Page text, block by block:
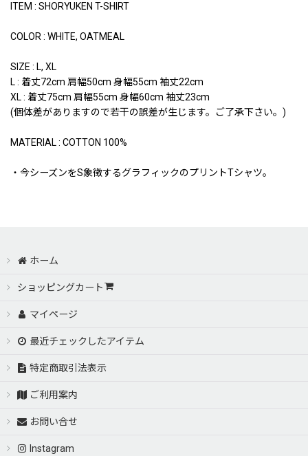
ITEM : SHORYUKEN T-SHIRT
COLOR : WHITE, OATMEAL
SIZE : L, XL
L : 着丈72cm 肩幅50cm 身幅55cm 袖丈22cm
XL : 着丈75cm 肩幅55cm 身幅60cm 袖丈23cm
(個体差がありますので若干の誤差が生じます。ご了承下さい。)
MATERIAL : COTTON 100%
・今シーズンをS象徴するグラフィックのプリントTシャツ。
ホーム
ショッピングカート
マイページ
最近チェックしたアイテム
特定商取引法表示
ご利用案内
お問い合せ
Instagram